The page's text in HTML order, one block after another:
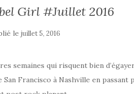
Girl #Juillet 2016
lejuillet 5, 2016
semaines qui risquent bien
Francisco à Nashville en passant